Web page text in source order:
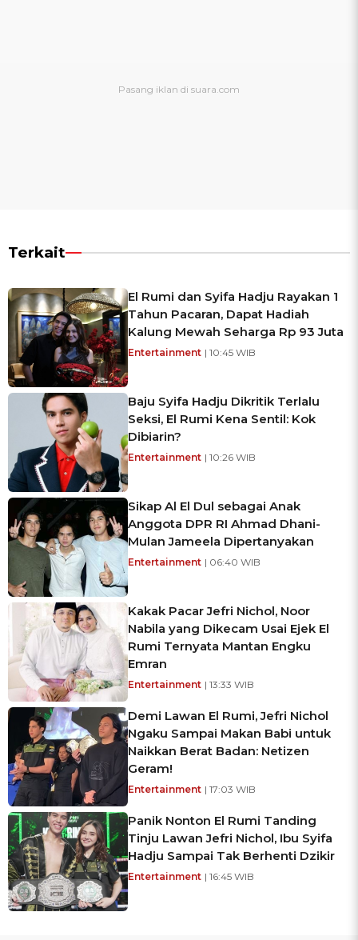
Terkait
El Rumi dan Syifa Hadju Rayakan 1
Tahun Pacaran, Dapat Hadiah
Kalung Mewah Seharga Rp 93 Juta
Entertainment | 10:45 WIB
Baju Syifa Hadju Dikritik Terlalu
Seksi, El Rumi Kena Sentil: Kok
Dibiarin?
Entertainment | 10:26 WIB
Sikap Al El Dul sebagai Anak
Anggota DPR RI Ahmad Dhani-
Mulan Jameela Dipertanyakan
Entertainment | 06:40 WIB
Kakak Pacar Jefri Nichol, Noor
Nabila yang Dikecam Usai Ejek El
Rumi Ternyata Mantan Engku
Emran
Entertainment | 13:33 WIB
Demi Lawan El Rumi, Jefri Nichol
Ngaku Sampai Makan Babi untuk
Naikkan Berat Badan: Netizen
Geram!
Entertainment | 17:03 WIB
Panik Nonton El Rumi Tanding
Tinju Lawan Jefri Nichol, Ibu Syifa
Hadju Sampai Tak Berhenti Dzikir
Entertainment | 16:45 WIB